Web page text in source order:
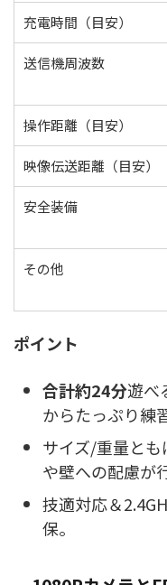
充電時間（目安）
送信機周波数
操作距離（目安）
映像伝送距離（目安）
安全装備
その他
ポイント
合計約24分遊べ
からたっぷり練
サイズ/重量とも
や壁への配慮が
技適対応＆
保。